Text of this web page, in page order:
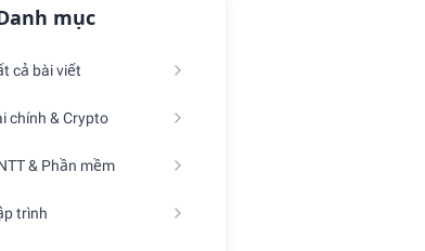
mục
cả bài viết
chính & Crypto
& Phần mềm
trình